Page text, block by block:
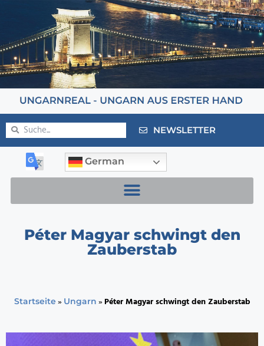
NEWSLETTER
German
Péter Magyar schwingt den
Zauberstab
Startseite » Ungarn »Péter Magyar schwingt den Zauberstab